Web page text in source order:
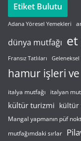
Etiket Bulutu
Adana Yöresel Yemekleri
dünya mutfağı
Fransız Tatlıları Geleneksel
hamur işleri
italya mutfağı italyan
kültür turizmi kültür
Mangal yapmanın püf
mutfağımdaki sırlar